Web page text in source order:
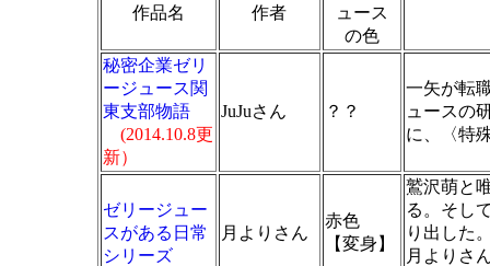
作品名 作者
ュース
の色
秘密企業ゼリ
ージュース関
東支部物語
(2014.10.8更
新）
JuJuさん ？？
一矢が転
ュースの
に、〈特
ゼリージュー
スがある日常
シリーズ
月よりさん
赤色
【変身】
鷲沢萌と
る。そし
り出した
月よりさ